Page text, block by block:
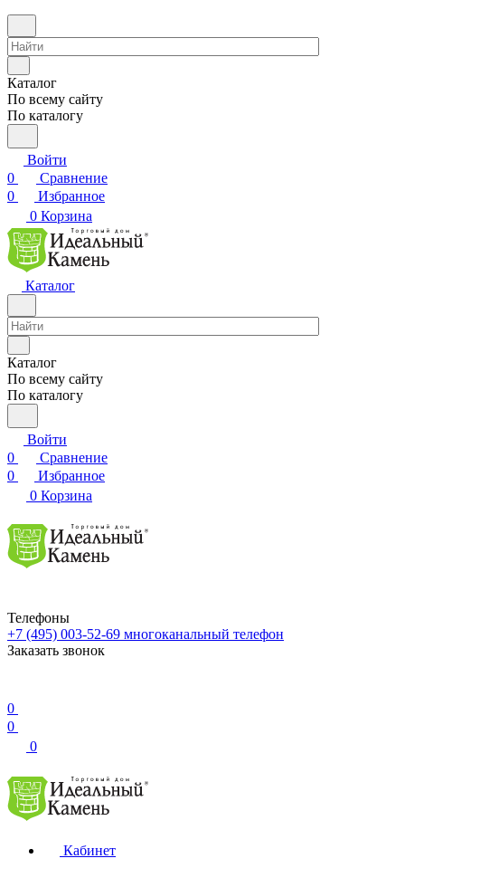
Каталог
По всему сайту
По каталогу
Войти
0
Сравнение
0
Избранное
0 Корзина
Каталог
Каталог
По всему сайту
По каталогу
Войти
0
Сравнение
0
Избранное
0 Корзина
Телефоны
+7 (495) 003-52-69 многоканальный телефон
Заказать звонок
0
0
0
Кабинет